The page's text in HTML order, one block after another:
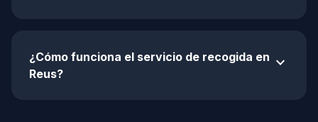
¿Cómo funciona el servicio de recogida en
Reus?
expand_more